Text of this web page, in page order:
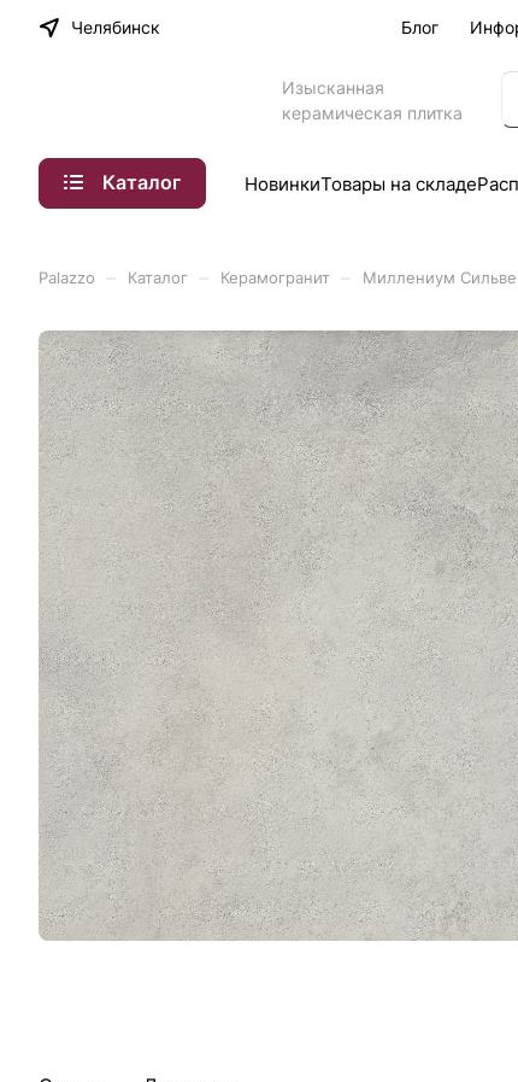
Челябинск Блог
Изысканная
керамическая плитка
Каталог НовинкиТовары на складе
Palazzo Каталог Керамогранит Миллениум